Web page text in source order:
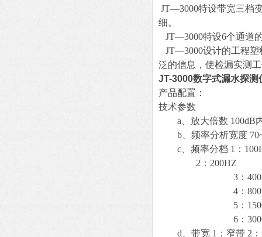
JT—3000特设带宽三档
细。
JT—3000特设6个通道
JT—3000设计的工程塑
泛的信息，使检漏实测
JT-3000数字式漏水探测
产品配置：
技术参数
a、放大倍数 100dB
b、频率分析宽度
c、频率分档 1：
2：200HZ
3：
4：
5：
6：
d、带宽 1：窄带 2：